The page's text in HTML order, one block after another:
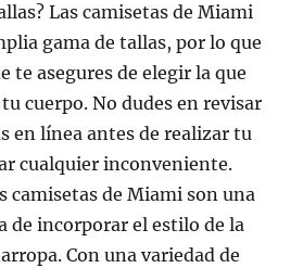
Las camisetas de Miami
gama de tallas, por lo que
te asegures de elegir la que
cuerpo. No dudes en revisar
en línea antes de realizar tu
cualquier inconveniente.
camisetas de Miami son una
de incorporar el estilo de la
Con una variedad de